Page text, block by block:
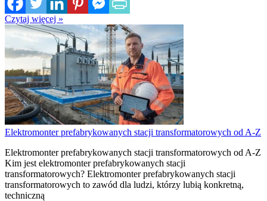
Czytaj więcej »
Elektromonter prefabrykowanych stacji transformatorowych od A-Z
Elektromonter prefabrykowanych stacji transformatorowych od A-Z
Kim jest elektromonter prefabrykowanych stacji
transformatorowych? Elektromonter prefabrykowanych stacji
transformatorowych to zawód dla ludzi, którzy lubią konkretną,
techniczną